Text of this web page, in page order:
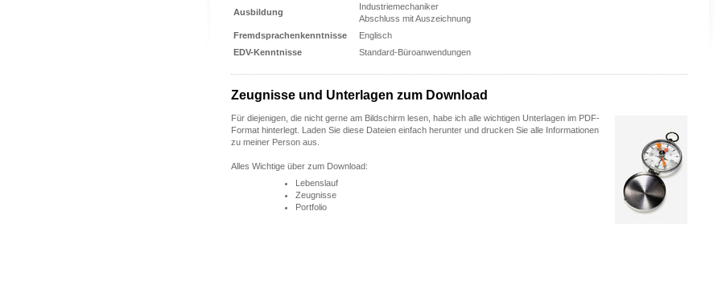
Ausbildung
Industriemechaniker
Abschluss mit Auszeichnung
Fremdsprachenkenntnisse
Englisch
EDV-Kenntnisse
Standard-Büroanwendungen
Zeugnisse und Unterlagen zum Download
Für diejenigen, die nicht gerne am Bildschirm lesen, habe ich alle wichtigen Unterlagen im PDF-
Format hinterlegt. Laden Sie diese Dateien einfach herunter und drucken Sie alle Informationen
zu meiner Person aus.
Alles Wichtige über zum Download:
Lebenslauf
Zeugnisse
Portfolio